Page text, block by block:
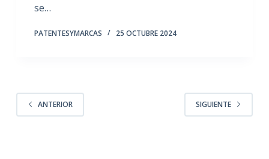
se…
PATENTESYMARCAS 25 OCTUBRE 2024
ANTERIOR SIGUIENTE